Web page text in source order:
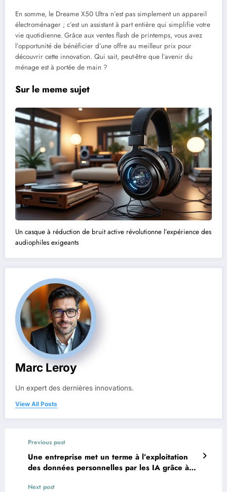
En somme, le Dreame X50 Ultra n’est pas simplement un appareil
électroménager ; c’est un assistant à part entière qui simplifie votre
vie quotidienne. Grâce aux ventes flash de printemps, vous avez
l’opportunité de bénéficier d’une offre au meilleur prix pour
découvrir cette innovation. Qui sait, peut-être que l’avenir du
ménage est à portée de main ?
Sur le meme sujet
Un casque à réduction de bruit active révolutionne l’expérience des
audiophiles exigeants
Marc Leroy
Un expert des dernières innovations.
View All Posts
Previous post
Une entreprise met un terme à l’exploitation
des données personnelles par les IA grâce à
Next post